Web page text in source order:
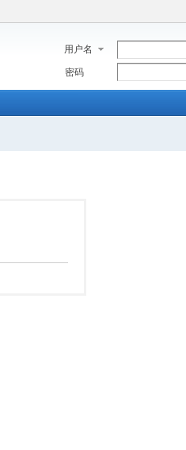
用户名
密码